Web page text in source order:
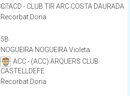
CTACD - CLUB TIR ARC COSTA DAURADA
Recorbat Dona
5B
NOGUEIRA NOGUEIRA Violeta
ACC - (ACC) ARQUERS CLUB
CASTELLDEFE
Recorbat Dona